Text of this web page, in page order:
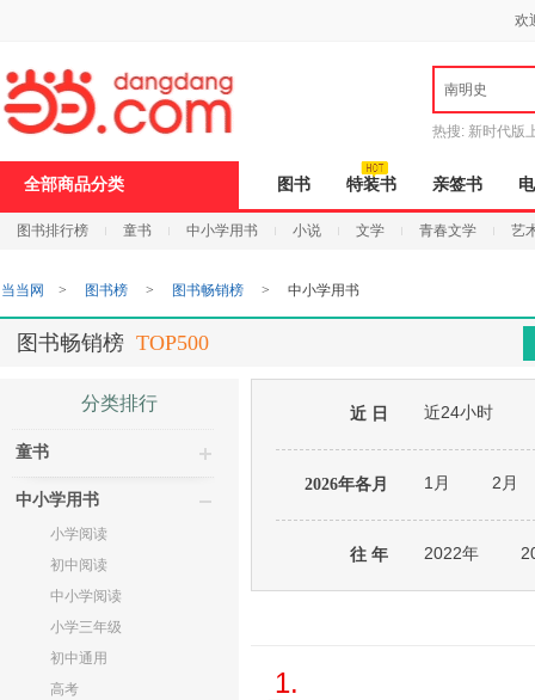
欢
南明史
热搜: 新时代版
全部商品分类 图书 特装书 亲签书
图书排行榜 童书 中小学用书 小说 文学 青春文学 艺
打
开
无
障
页
加
当当网 > 图书榜 > 图书畅销榜 > 中小学用书
图书畅销榜 TOP500
分类排行
童书
中小学用书
小学阅读
初中阅读
中小学阅读
小学三年级
初中通用
高考
近 日 近24小时
2026年各月 1月 2月
往 年 2022年
1.